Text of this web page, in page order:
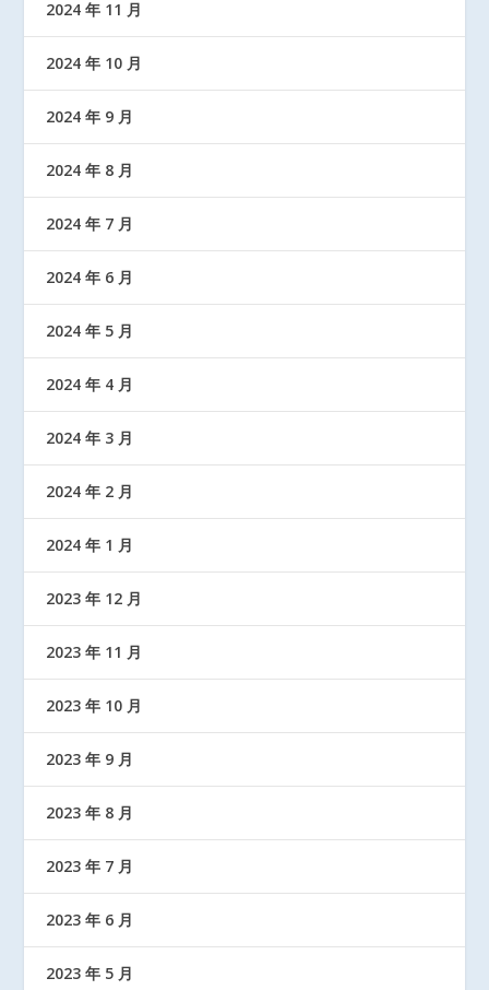
2024 年 11 月
2024 年 10 月
2024 年 9 月
2024 年 8 月
2024 年 7 月
2024 年 6 月
2024 年 5 月
2024 年 4 月
2024 年 3 月
2024 年 2 月
2024 年 1 月
2023 年 12 月
2023 年 11 月
2023 年 10 月
2023 年 9 月
2023 年 8 月
2023 年 7 月
2023 年 6 月
2023 年 5 月